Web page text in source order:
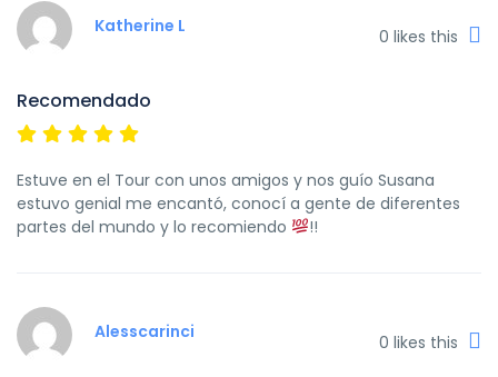
ameno e interesante!! Por la noche también recomiendo
los bar crawls para conocer gente y pasarlo en grande!
Katherine L 0 likes this
Recomendado
Estuve en el Tour con unos amigos y nos guío Susana
estuvo genial me encantó, conocí a gente de diferentes
partes del mundo y lo recomiendo
!!
Alesscarinci 0 likes this